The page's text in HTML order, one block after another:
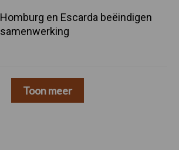
Homburg en Escarda beëindigen
samenwerking
Toon meer